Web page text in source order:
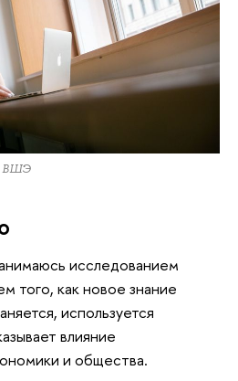
ВШЭ
исследованием
того, как новое знание
используется
влияние
и общества.